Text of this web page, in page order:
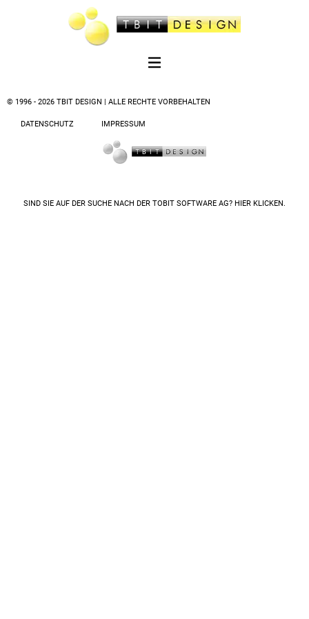
© 1996 - 2026 TBIT DESIGN | ALLE RECHTE VORBEHALTEN
DATENSCHUTZ IMPRESSUM
SIND SIE AUF DER SUCHE NACH DER TOBIT SOFTWARE AG? HIER KLICKEN.